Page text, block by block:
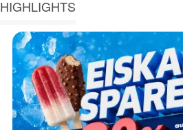
HIGHLIGHTS